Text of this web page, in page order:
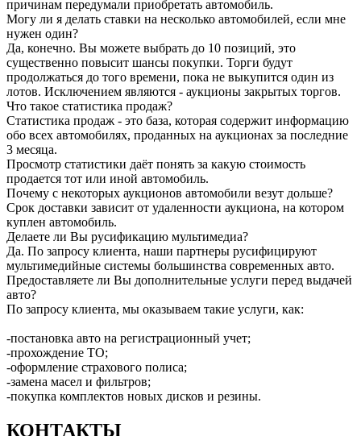
причинам передумали приобретать автомобиль.
Могу ли я делать ставки на несколько автомобилей, если мне
нужен один?
Да, конечно. Вы можете выбрать до 10 позиций, это
существенно повысит шансы покупки. Торги будут
продолжаться до того времени, пока не выкупится один из
лотов. Исключением являются - аукционы закрытых торгов.
Что такое статистика продаж?
Статистика продаж - это база, которая содержит информацию
обо всех автомобилях, проданных на аукционах за последние
3 месяца.
Просмотр статистики даёт понять за какую стоимость
продается тот или иной автомобиль.
Почему с некоторых аукционов автомобили везут дольше?
Срок доставки зависит от удаленности аукциона, на котором
куплен автомобиль.
Делаете ли Вы русификацию мультимедиа?
Да. По запросу клиента, наши партнеры русифицируют
мультимедийные системы большинства современных авто.
Предоставляете ли Вы дополнительные услуги перед выдачей
авто?
По запросу клиента, мы оказываем такие услуги, как:
-постановка авто на регистрационный учет;
-прохождение ТО;
-оформление страхового полиса;
-замена масел и фильтров;
-покупка комплектов новых дисков и резины.
КОНТАКТЫ